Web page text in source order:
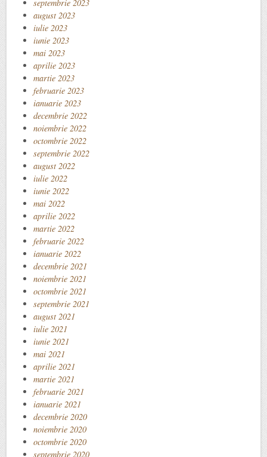
septembrie 2023
august 2023
iulie 2023
iunie 2023
mai 2023
aprilie 2023
martie 2023
februarie 2023
ianuarie 2023
decembrie 2022
noiembrie 2022
octombrie 2022
septembrie 2022
august 2022
iulie 2022
iunie 2022
mai 2022
aprilie 2022
martie 2022
februarie 2022
ianuarie 2022
decembrie 2021
noiembrie 2021
octombrie 2021
septembrie 2021
august 2021
iulie 2021
iunie 2021
mai 2021
aprilie 2021
martie 2021
februarie 2021
ianuarie 2021
decembrie 2020
noiembrie 2020
octombrie 2020
septembrie 2020